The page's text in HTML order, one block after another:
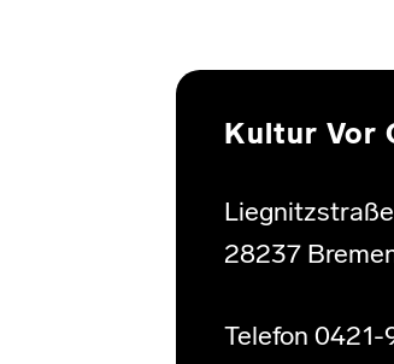
Kultur Vor
28237
Telefon